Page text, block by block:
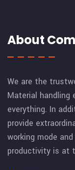
About
We are the
Material handling
everything. In
provide
working mode
productivity is at